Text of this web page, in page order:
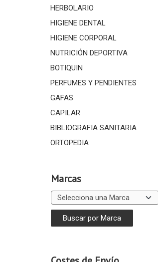
HERBOLARIO
HIGIENE DENTAL
HIGIENE CORPORAL
NUTRICIÓN DEPORTIVA
BOTIQUIN
PERFUMES Y PENDIENTES
GAFAS
CAPILAR
BIBLIOGRAFIA SANITARIA
ORTOPEDIA
Marcas